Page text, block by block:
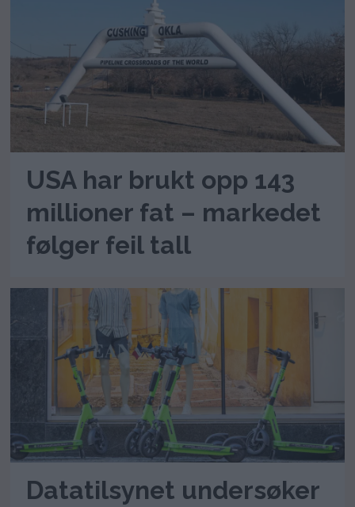
USA har brukt opp 143
millioner fat – markedet
følger feil tall
Datatilsynet undersøker